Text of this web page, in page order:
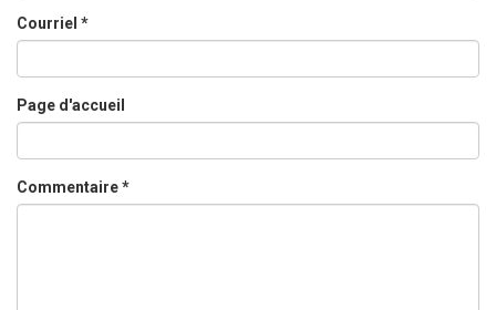
Courriel *
Page d'accueil
Commentaire*